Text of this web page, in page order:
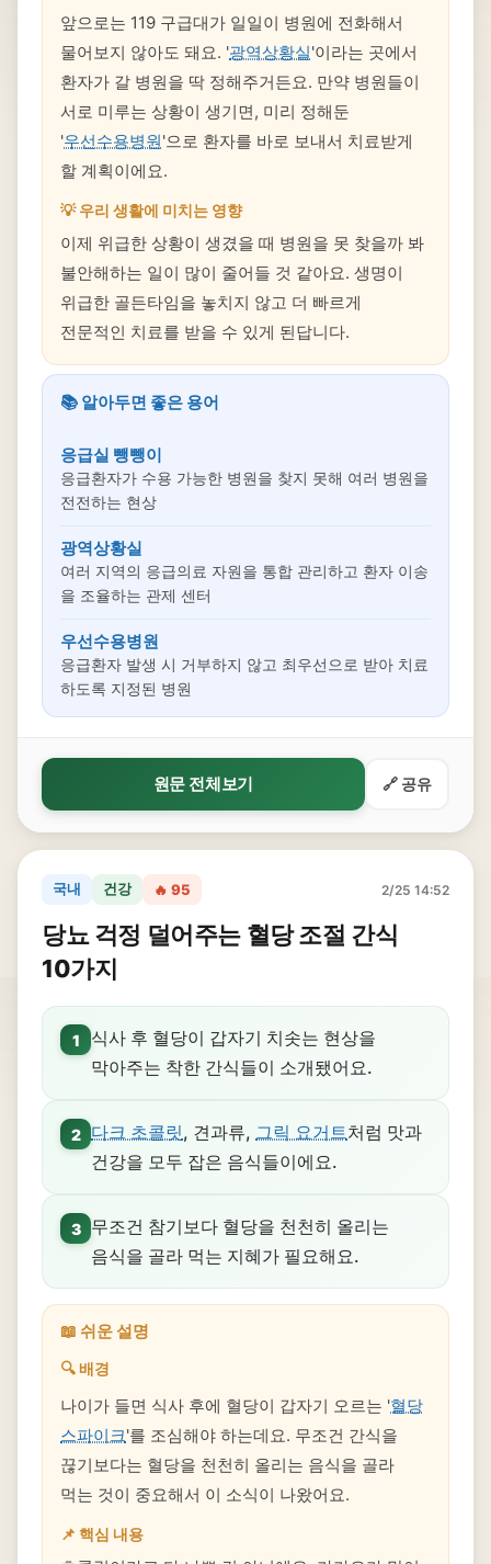
앞으로는 119 구급대가 일일이 병원에 전화해서
물어보지 않아도 돼요. '광역상황실'이라는 곳에서
환자가 갈 병원을 딱 정해주거든요. 만약 병원들이
서로 미루는 상황이 생기면, 미리 정해둔
'우선수용병원'으로 환자를 바로 보내서 치료받게
할 계획이에요.
💡 우리 생활에 미치는 영향
이제 위급한 상황이 생겼을 때 병원을 못 찾을까 봐
불안해하는 일이 많이 줄어들 것 같아요. 생명이
위급한 골든타임을 놓치지 않고 더 빠르게
전문적인 치료를 받을 수 있게 된답니다.
📚 알아두면 좋은 용어
응급실 뺑뺑이
응급환자가 수용 가능한 병원을 찾지 못해 여러 병원을
전전하는 현상
광역상황실
여러 지역의 응급의료 자원을 통합 관리하고 환자 이송
을 조율하는 관제 센터
우선수용병원
응급환자 발생 시 거부하지 않고 최우선으로 받아 치료
하도록 지정된 병원
원문 전체보기 🔗 공유
국내 건강 🔥 95 2/25 14:52
당뇨 걱정 덜어주는 혈당 조절 간식
10가지
1
식사 후 혈당이 갑자기 치솟는 현상을
막아주는 착한 간식들이 소개됐어요.
2 다크 초콜릿, 견과류, 그릭 요거트처럼 맛과
건강을 모두 잡은 음식들이에요.
3
무조건 참기보다 혈당을 천천히 올리는
음식을 골라 먹는 지혜가 필요해요.
📖 쉬운 설명
🔍 배경
나이가 들면 식사 후에 혈당이 갑자기 오르는 '혈당
스파이크'를 조심해야 하는데요. 무조건 간식을
끊기보다는 혈당을 천천히 올리는 음식을 골라
먹는 것이 중요해서 이 소식이 나왔어요.
📌 핵심 내용